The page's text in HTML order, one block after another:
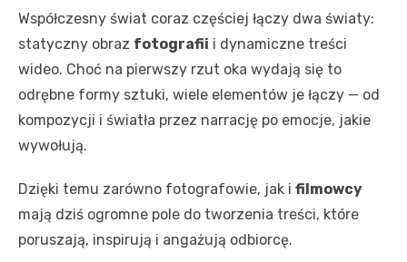
Współczesny świat coraz częściej łączy dwa światy:
statyczny obraz fotografii i dynamiczne treści
wideo. Choć na pierwszy rzut oka wydają się to
odrębne formy sztuki, wiele elementów je łączy — od
kompozycji i światła przez narrację po emocje, jakie
wywołują.
Dzięki temu zarówno fotografowie, jak i filmowcy
mają dziś ogromne pole do tworzenia treści, które
poruszają, inspirują i angażują odbiorcę.